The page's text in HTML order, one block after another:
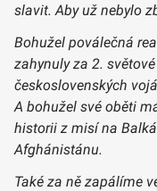
slavit. Aby už nebylo
Bohužel poválečná
zahynuly za 2.
československých
A bohužel své oběti
historii z misí na
Afghánistánu.
Také za ně zapálíme